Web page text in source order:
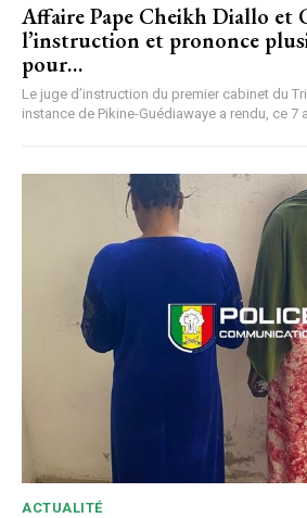
Affaire Pape Cheikh Diallo et
l’instruction et prononce
pour…
Le juge d’instruction du premier cabinet du
instance de Pikine-Guédiawaye a rendu, ce 7
ACTUALITÉ